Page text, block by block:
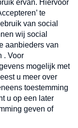
X
de MAX
en